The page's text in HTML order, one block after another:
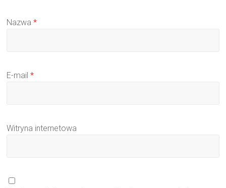
Nazwa*
E-mail*
Witryna internetowa